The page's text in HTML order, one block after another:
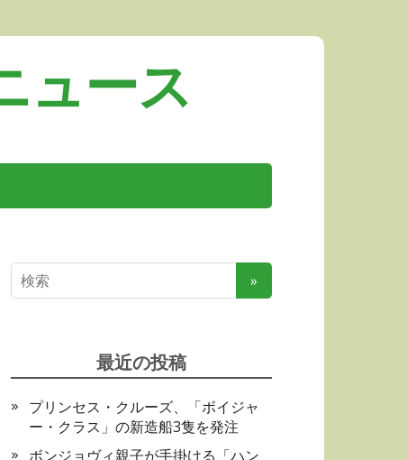
ュース
最近の投稿
プリンセス・クルーズ、「ボイジャ
ー・クラス」の新造船3隻を発注
ボンジョヴィ親子が手掛ける「ハン